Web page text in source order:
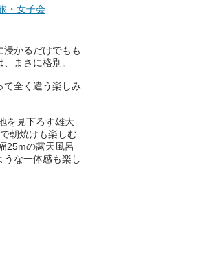
・女子会
かるだけでもも
まさに格別。
全く違う楽しみ
を見下ろす雄大
朝焼けも楽しむ
25mの露天風呂
な一体感も楽し